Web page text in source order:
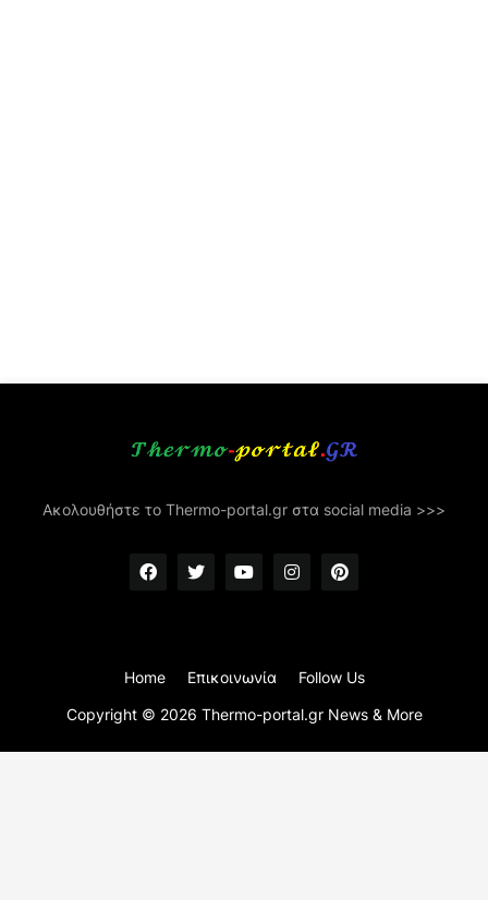
Ακολουθήστε το Thermo-portal.gr στα social media >>>
Copyright © 2026 Thermo-portal.gr News & More
Home Επικοινωνία Follow Us